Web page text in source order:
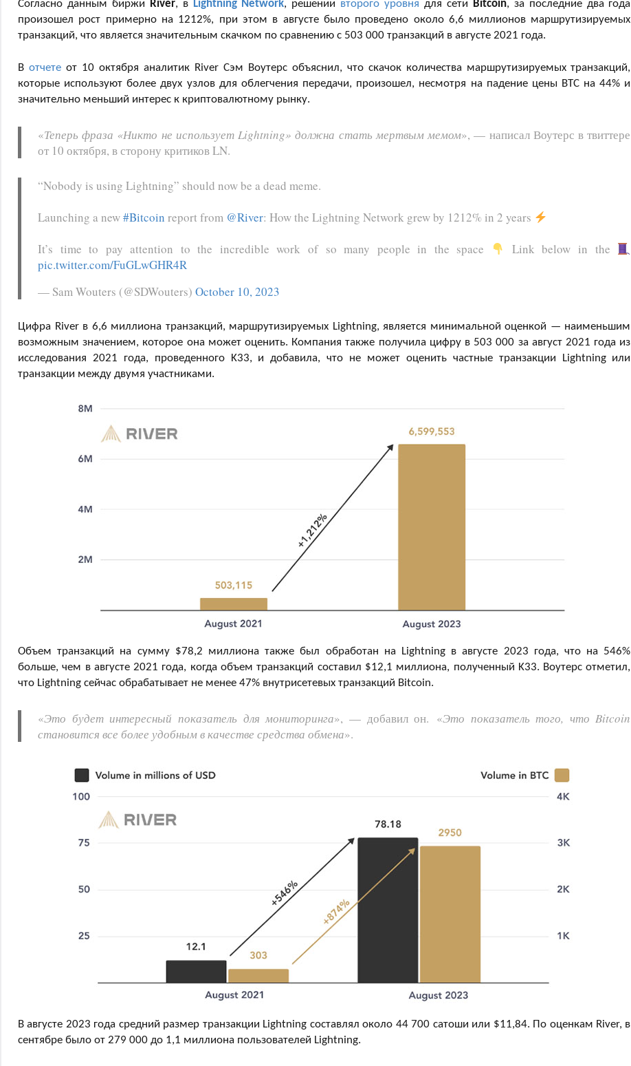
Согласно данным биржи River, в Lightning Network, решении второго уровня для сети Bitcoin, за последние два года
произошел рост примерно на 1212%, при этом в августе было проведено около 6,6 миллионов маршрутизируемых
транзакций, что является значительным скачком по сравнению с 503 000 транзакций в августе 2021 года.
В отчетеот 10 октября аналитик River Сэм Воутерс объяснил, что скачок количества маршрутизируемых транзакций,
которые используют более двух узлов для облегчения передачи, произошел, несмотря на падение цены BTC на 44% и
значительно меньший интерес к криптовалютному рынку.
«Теперь фраза «Никто не использует Lightning» должна стать мертвым мемом», — написал Воутерс в твиттере
от 10 октября, в сторону критиков LN.
“Nobody is using Lightning” should now be a dead meme.
Launching a new#Bitcoin report from @River: How the Lightning Network grew by 1212% in 2 years
It’s time to pay attention to the incredible work of so many people in the space
Link below in the
pic.twitter.com/FuGLwGHR4R
— Sam Wouters (@SDWouters) October 10, 2023
Цифра River в 6,6 миллиона транзакций, маршрутизируемых Lightning, является минимальной оценкой — наименьшим
возможным значением, которое она может оценить. Компания также получила цифру в 503 000 за август 2021 года из
исследования 2021 года, проведенного K33, и добавила, что не может оценить частные транзакции Lightning или
транзакции между двумя участниками.
Объем транзакций на сумму $78,2 миллиона также был обработан на Lightning в августе 2023 года, что на 546%
больше, чем в августе 2021 года, когда объем транзакций составил $12,1 миллиона, полученный K33. Воутерс отметил,
что Lightning сейчас обрабатывает не менее 47% внутрисетевых транзакций Bitcoin.
«Это будет интересный показатель для мониторинга», — добавил он. «Это показатель того, что Bitcoin
становится все более удобным в качестве средства обмена».
В августе 2023 года средний размер транзакции Lightning составлял около 44 700 сатоши или $11,84. По оценкам River, в
сентябре было от 279 000 до 1,1 миллиона пользователей Lightning.